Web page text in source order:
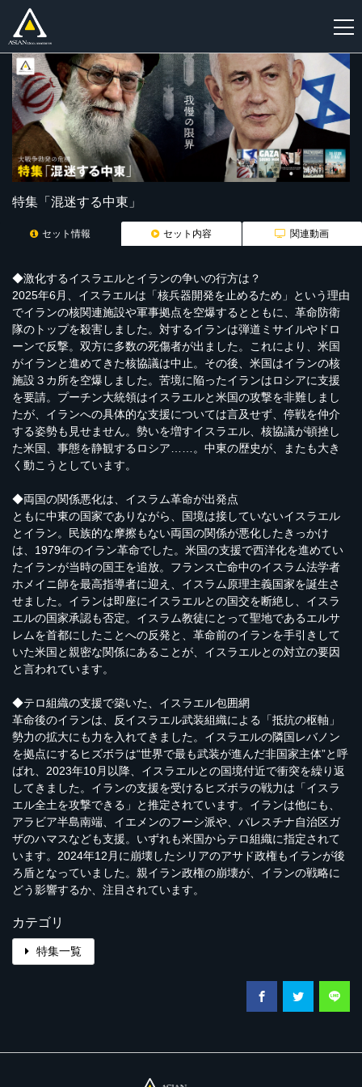
特集「混迷する中東」
セット情報 セット内容 関連動画
◆激化するイスラエルとイランの争いの行方は？
2025年6月、イスラエルは「核兵器開発を止めるため」という理由
でイランの核関連施設や軍事拠点を空爆するとともに、革命防衛
隊のトップを殺害しました。対するイランは弾道ミサイルやドロ
ーンで反撃。双方に多数の死傷者が出ました。これにより、米国
がイランと進めてきた核協議は中止。その後、米国はイランの核
施設３カ所を空爆しました。苦境に陥ったイランはロシアに支援
を要請。プーチン大統領はイスラエルと米国の攻撃を非難しまし
たが、イランへの具体的な支援については言及せず、停戦を仲介
する姿勢も見せません。勢いを増すイスラエル、核協議が頓挫し
た米国、事態を静観するロシア……。中東の歴史が、またも大き
く動こうとしています。
◆両国の関係悪化は、イスラム革命が出発点
ともに中東の国家でありながら、国境は接していないイスラエル
とイラン。民族的な摩擦もない両国の関係が悪化したきっかけ
は、1979年のイラン革命でした。米国の支援で西洋化を進めてい
たイランが当時の国王を追放。フランス亡命中のイスラム法学者
ホメイニ師を最高指導者に迎え、イスラム原理主義国家を誕生さ
せました。イランは即座にイスラエルとの国交を断絶し、イスラ
エルの国家承認も否定。イスラム教徒にとって聖地であるエルサ
レムを首都にしたことへの反発と、革命前のイランを手引きして
いた米国と親密な関係にあることが、イスラエルとの対立の要因
と言われています。
◆テロ組織の支援で築いた、イスラエル包囲網
革命後のイランは、反イスラエル武装組織による「抵抗の枢軸」
勢力の拡大にも力を入れてきました。イスラエルの隣国レバノン
を拠点にするヒズボラは“世界で最も武装が進んだ非国家主体”と呼
ばれ、2023年10月以降、イスラエルとの国境付近で衝突を繰り返
してきました。イランの支援を受けるヒズボラの戦力は「イスラ
エル全土を攻撃できる」と推定されています。イランは他にも、
アラビア半島南端、イエメンのフーシ派や、パレスチナ自治区ガ
ザのハマスなども支援。いずれも米国からテロ組織に指定されて
います。2024年12月に崩壊したシリアのアサド政権もイランが後
ろ盾となっていました。親イラン政権の崩壊が、イランの戦略に
どう影響するか、注目されています。
カテゴリ
特集一覧